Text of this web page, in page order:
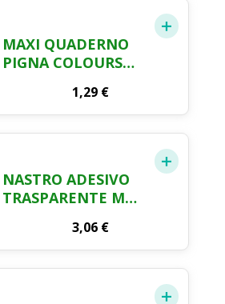
MAXI QUADERNO
PIGNA COLOURS
1,29 €
NASTRO ADESIVO
TRASPARENTE MM.
3,06 €